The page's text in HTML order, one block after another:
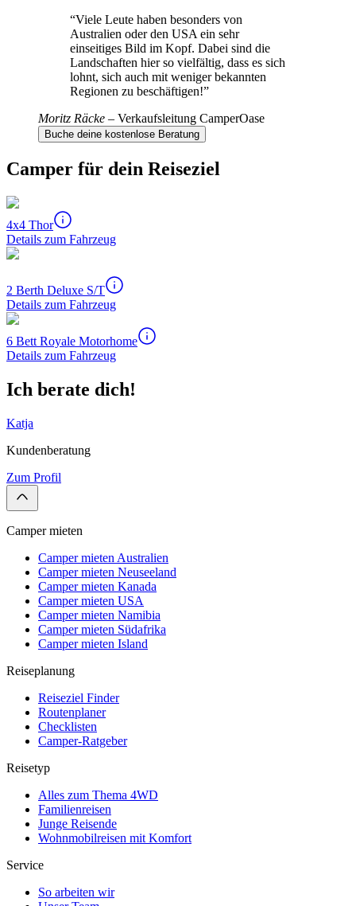
“Viele Leute haben besonders von
Australien oder den USA ein sehr
einseitiges Bild im Kopf. Dabei sind die
Landschaften hier so vielfältig, dass es sich
lohnt, sich auch mit weniger bekannten
Regionen zu beschäftigen!”
Moritz Räcke – Verkaufsleitung CamperOase
Buche deine kostenlose Beratung
Camper für dein Reiseziel
4x4 Thor
Details zum Fahrzeug
2 Berth Deluxe S/T
Details zum Fahrzeug
6 Bett Royale Motorhome
Details zum Fahrzeug
Ich berate dich!
Katja
Kundenberatung
Zum Profil
Camper mieten
Camper mieten Australien
Camper mieten Neuseeland
Camper mieten Kanada
Camper mieten USA
Camper mieten Namibia
Camper mieten Südafrika
Camper mieten Island
Reiseplanung
Reiseziel Finder
Routenplaner
Checklisten
Camper-Ratgeber
Reisetyp
Alles zum Thema 4WD
Familienreisen
Junge Reisende
Wohnmobilreisen mit Komfort
Service
So arbeiten wir